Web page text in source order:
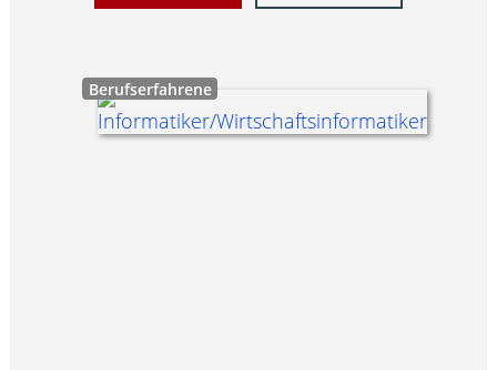
Berufserfahrene